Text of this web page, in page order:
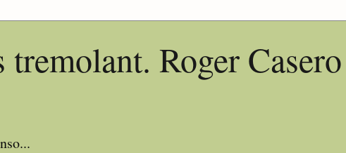
tremolant. Roger